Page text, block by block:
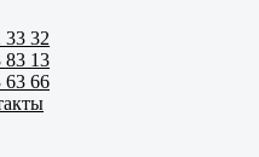
33 32
83 13
63 66